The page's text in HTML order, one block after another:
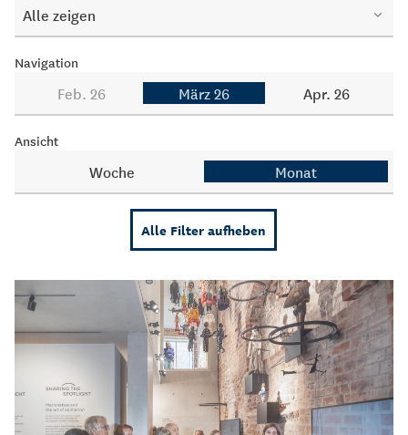
Alle zeigen
Navigation
Feb. 26 März 26 Apr. 26
Ansicht
Woche Monat
Alle Filter aufheben